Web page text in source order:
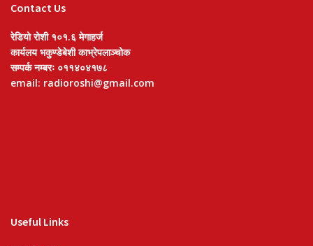
Contact Us
रेडियो रोशी १०१.६ मेगाहर्ज
कार्यलय भकुण्डेबेशी काभ्रेपलाञ्चोक
सम्पर्क नम्बरः ०११४०४१७८
email: radioroshi@gmail.com
Useful Links